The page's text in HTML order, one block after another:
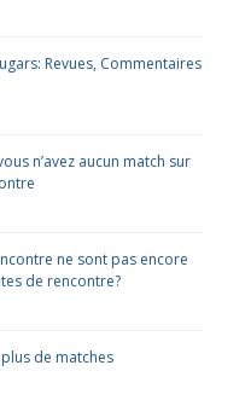
Revues, Commentaires
n’avez aucun match sur
ne sont pas encore
de rencontre?
de matches